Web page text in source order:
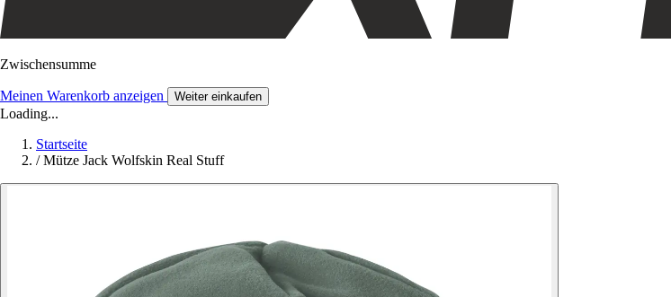
Zwischensumme
Meinen Warenkorb anzeigen Weiter einkaufen
Loading...
Startseite
/ Mütze Jack Wolfskin Real Stuff